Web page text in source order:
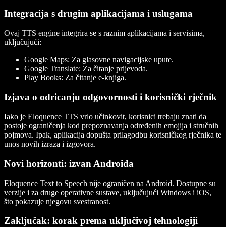
Integracija s drugim aplikacijama i uslugama
Ovaj TTS engine integrira se s raznim aplikacijama i servisima,
uključujući:
Google Maps: Za glasovne navigacijske upute.
Google Translate: Za čitanje prijevoda.
Play Books: Za čitanje e-knjiga.
Izjava o odricanju odgovornosti i korisnički rječnik
Iako je Eloquence TTS vrlo učinkovit, korisnici trebaju znati da
postoje ograničenja kod prepoznavanja određenih emojija i stručnih
pojmova. Ipak, aplikacija dopušta prilagodbu korisničkog rječnika te
unos novih izraza i izgovora.
Novi horizonti: izvan Androida
Eloquence Text to Speech nije ograničen na Android. Dostupne su
verzije i za druge operativne sustave, uključujući Windows i iOS,
što pokazuje njegovu svestranost.
Zaključak: korak prema uključivoj tehnologiji